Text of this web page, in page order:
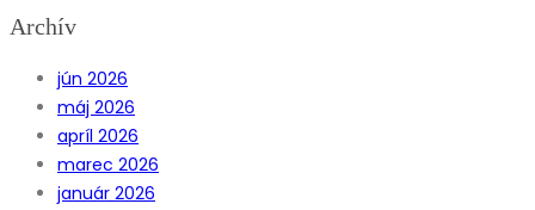
Archív
jún 2026
máj 2026
apríl 2026
marec 2026
január 2026